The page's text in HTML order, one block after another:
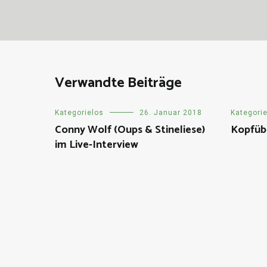
Verwandte Beiträge
Kategorielos 26. Januar 2018
Conny Wolf (Oups & Stineliese)
im Live-Interview